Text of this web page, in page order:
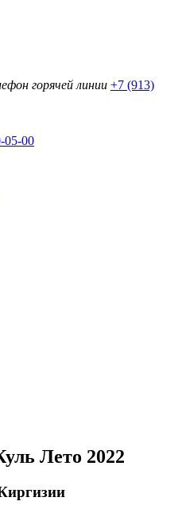
горячей линии +7 (913)
05-00
Лето 2022